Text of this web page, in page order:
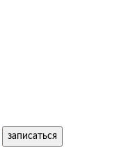
записаться